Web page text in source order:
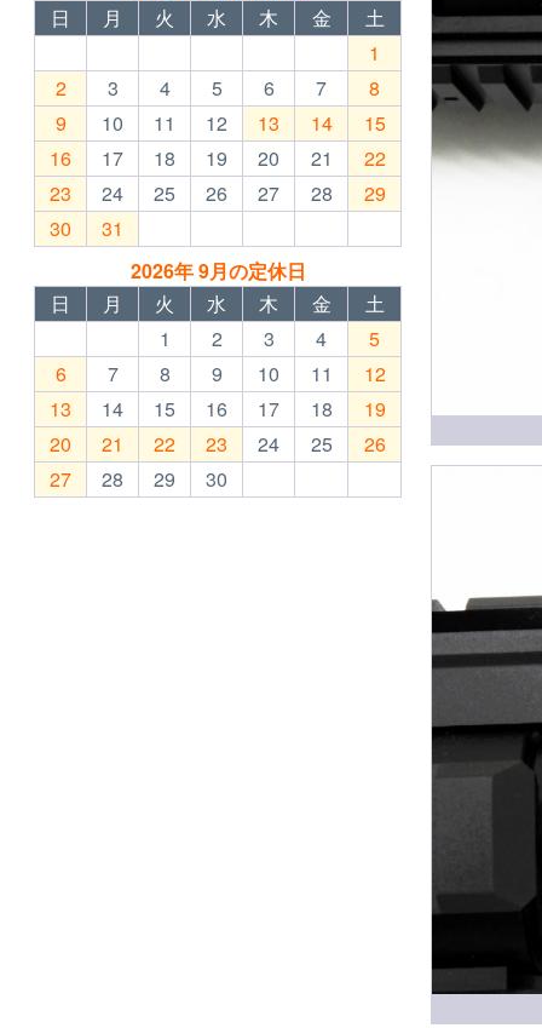
日
月 火 水 木 金
土
1
2
3 4 5 6 7
8
9
10 11 12 13 14
15
16
17 18 19 20 21
22
23
24 25 26 27 28
29
30
31
2026年 9月の定休日
日
月 火 水 木 金
土
1
2 3 4
5
6
7 8 9 10 11
12
13
14 15 16 17 18
19
20
21 22 23 24 25
26
27
28 29 30